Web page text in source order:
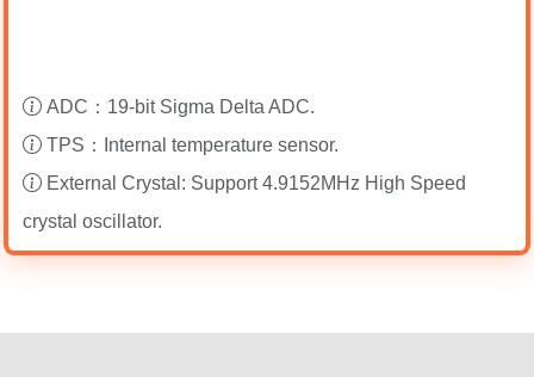
ADC：19-bit Sigma Delta ADC.
TPS：Internal temperature sensor.
External Crystal: Support 4.9152MHz High Speed
crystal oscillator.